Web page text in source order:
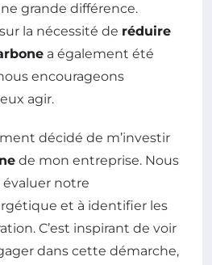
grande différence.
la nécessité de réduire
a également été
encourageons
agir.
décidé de m’investir
de mon entreprise. Nous
notre
et à identifier les
C’est inspirant de voir
dans cette démarche,